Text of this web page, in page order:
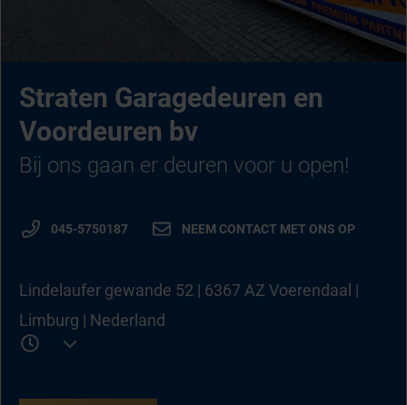
Straten Garagedeuren en
Voordeuren bv
Bij ons gaan er deuren voor u open!
045-5750187 NEEM CONTACT MET ONS OP
Lindelaufer gewande 52 | 6367 AZ Voerendaal |
Limburg | Nederland